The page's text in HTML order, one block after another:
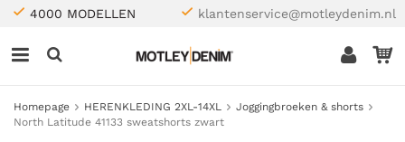
4000 MODELLEN klantenservice@motleydenim.nl
Homepage HERENKLEDING 2XL-14XL
Joggingbroeken & shorts
North Latitude 41133 sweatshorts zwart